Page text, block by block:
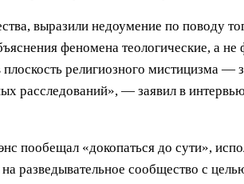
выразили недоумение по поводу
феномена теологические, а
религиозного мистицизма —
расследований», — заявил в
пообещал «докопаться до сути»,
разведывательное сообщество с